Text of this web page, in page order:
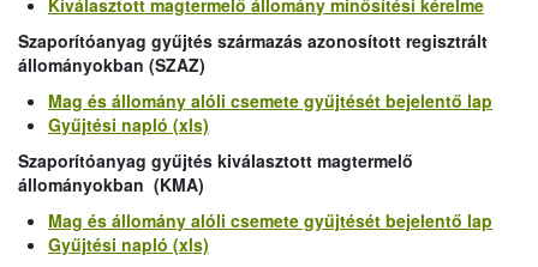
Kiválasztott magtermelő állomány minősítési kérelme
Szaporítóanyag gyűjtés származás azonosított regisztrált
állományokban (SZAZ)
Mag és állomány alóli csemete gyűjtését bejelentő lap
Gyűjtési napló (xls)
Szaporítóanyag gyűjtés kiválasztott magtermelő
állományokban (KMA)
Mag és állomány alóli csemete gyűjtését bejelentő lap
Gyűjtési napló (xls)